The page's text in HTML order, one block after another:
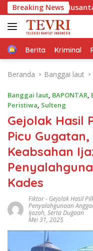
Langsung
ke
konten
Breaking News
Mendunia
HomeBerita Kriminal
Beranda Banggai laut
Banggai laut, BAPONTAR,
Peristiwa, Sulteng
Gejolak Hasil
Picu
Keabsahan
Kades
Fiktor- Gejolak Hasil
Penyalahgunaan
Ijazah, Serta Dugaan
Mei 31, 2025